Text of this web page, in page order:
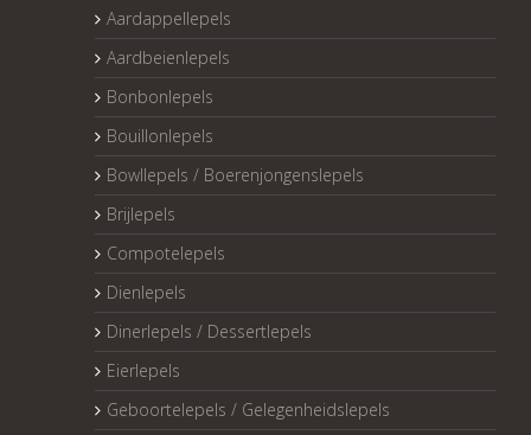
Aardappellepels
Aardbeienlepels
Bonbonlepels
Bouillonlepels
Bowllepels / Boerenjongenslepels
Brijlepels
Compotelepels
Dienlepels
Dinerlepels / Dessertlepels
Eierlepels
Geboortelepels / Gelegenheidslepels